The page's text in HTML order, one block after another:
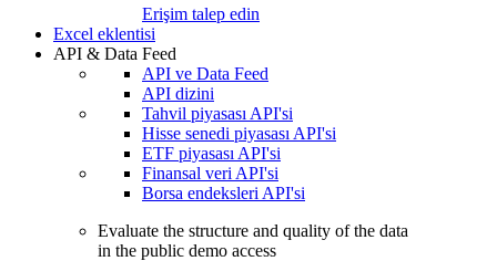
Erişim talep edin
Excel eklentisi
API & Data Feed
API ve Data Feed
API dizini
Tahvil piyasası API'si
Hisse senedi piyasası API'si
ETF piyasası API'si
Finansal veri API'si
Borsa endeksleri API'si
Evaluate the structure and quality of the data
in the public demo access